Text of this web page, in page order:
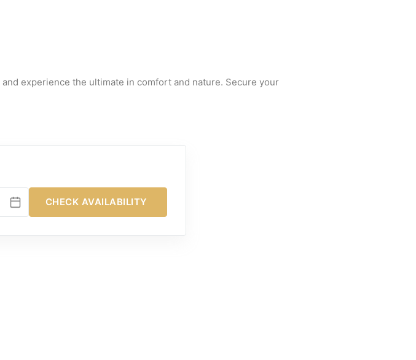
experience the ultimate in comfort and nature. Secure your
CHECK AVAILABILITY